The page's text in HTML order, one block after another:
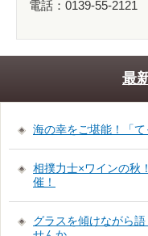
電話：0139-55-2121
最
海の幸をご堪能！「
相撲力士×ワインの秋
催！
グラスを傾けながら